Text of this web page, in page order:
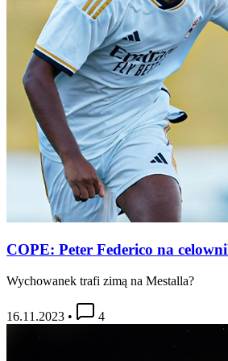
COPE: Peter Federico na
Wychowanek trafi zimą na Mestalla?
16.11.2023 • 4